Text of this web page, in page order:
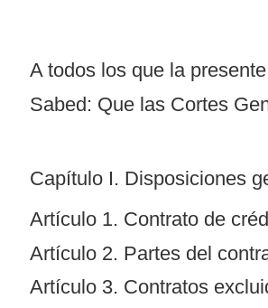
A todos los que la
Sabed: Que las Cortes
Capítulo I. Disposiciones
Artículo 1. Contrato de
Artículo 2. Partes del
Artículo 3. Contratos